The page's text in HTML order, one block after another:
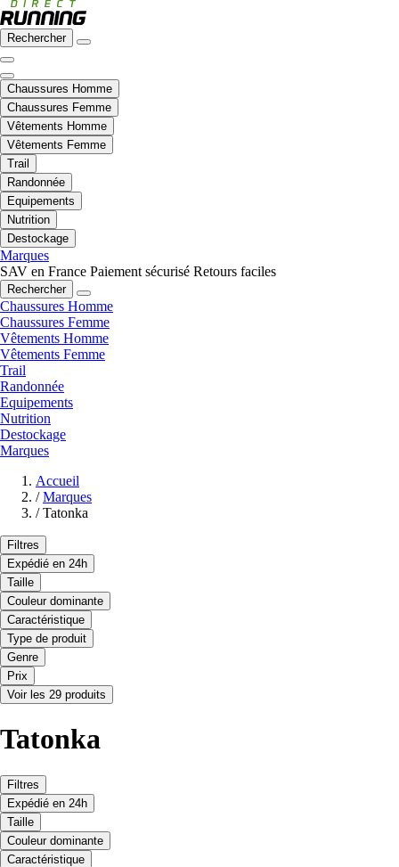
Rechercher
Chaussures Homme
Chaussures Femme
Vêtements Homme
Vêtements Femme
Trail
Randonnée
Equipements
Nutrition
Destockage
Marques
SAV en France Paiement sécurisé Retours faciles
Rechercher
Chaussures Homme
Chaussures Femme
Vêtements Homme
Vêtements Femme
Trail
Randonnée
Equipements
Nutrition
Destockage
Marques
Accueil
/ Marques
/ Tatonka
Filtres
Expédié en 24h
Taille
Couleur dominante
Caractéristique
Type de produit
Genre
Prix
Voir les 29 produits
Tatonka
Filtres
Expédié en 24h
Taille
Couleur dominante
Caractéristique